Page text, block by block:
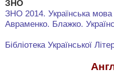
ЗНО
ЗНО 2014. Українська мова
Авраменко. Блажко.
Бібліотека Української